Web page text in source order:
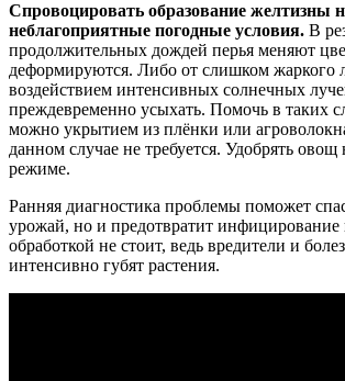
Спровоцировать образование желтизны
неблагоприятные погодные условия. В
продолжительных дождей перья меняют
деформируются. Либо от слишком жаркого
воздействием интенсивных солнечных
преждевременно усыхать. Помочь в таких
можно укрытием из плёнки или
данном случае не требуется. Удобрять
режиме.
Ранняя диагностика проблемы поможет
урожай, но и предотвратит
обработкой не стоит, ведь вредители и
интенсивно губят растения.